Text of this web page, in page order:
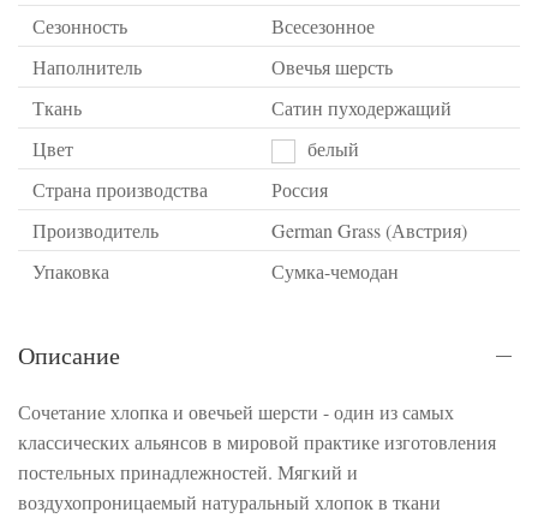
Сезонность
Всесезонное
Наполнитель
Овечья шерсть
Ткань
Сатин пуходержащий
Цвет
белый
Страна производства
Россия
Производитель
German Grass (Австрия)
Упаковка
Сумка-чемодан
Описание
Сочетание хлопка и овечьей шерсти - один из самых
классических альянсов в мировой практике изготовления
постельных принадлежностей. Мягкий и
воздухопроницаемый натуральный хлопок в ткани